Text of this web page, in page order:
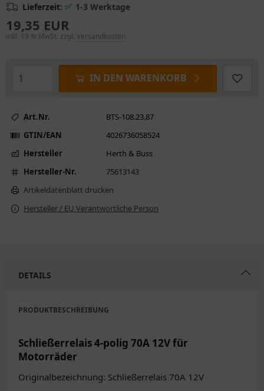
Lieferzeit: ✅ 1-3 Werktage
19,35 EUR
inkl. 19 % MwSt. zzgl. Versandkosten
IN DEN WARENKORB
Art.Nr.
BTS-108.23.87
GTIN/EAN
4026736058524
Hersteller
Herth & Buss
Hersteller-Nr.
75613143
Artikeldatenblatt drucken
Hersteller / EU Verantwortliche Person
DETAILS
PRODUKTBESCHREIBUNG
Schließerrelais 4-polig 70A 12V für
Motorräder
Originalbezeichnung: Schließerrelais 70A 12V